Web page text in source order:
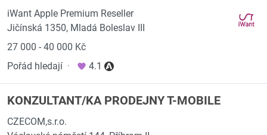
iWant Apple Premium Reseller
Jičínská 1350, Mladá Boleslav III
27 000 - 40 000 Kč
Pořád hledají · 4.1
KONZULTANT/KA PRODEJNY T-MOBILE
CZECOM,s.r.o.